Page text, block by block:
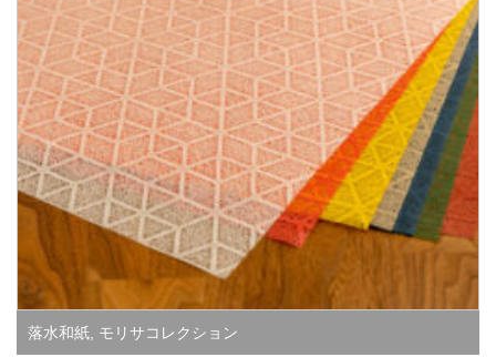
落水和紙, モリサコレクション